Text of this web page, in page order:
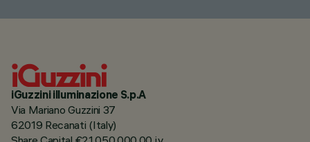
iGuzzini illuminazione S.p.A
Via Mariano Guzzini 37
62019 Recanati (Italy)